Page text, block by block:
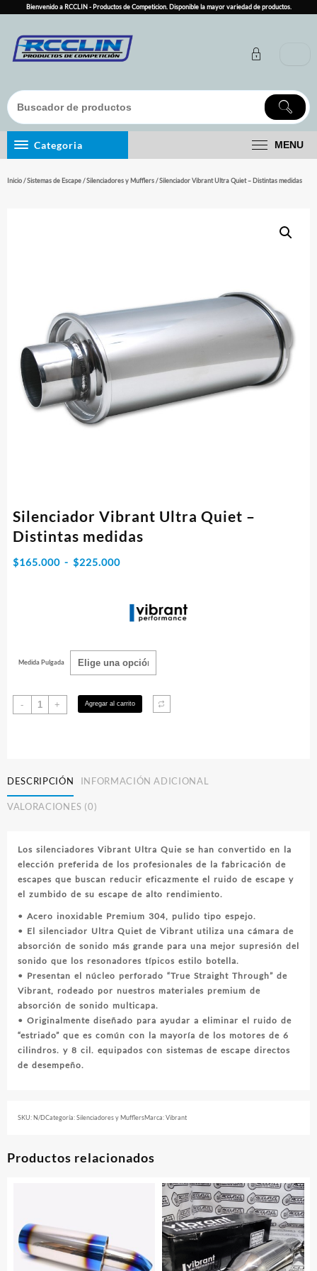
content
Bienvenido a RCCLIN - Productos de Competicion. Disponible la mayor variedad de productos.
Categoria MENU
Inicio/Sistemas de Escape/Silenciadores y Mufflers/ Silenciador Vibrant Ultra Quiet – Distintas medidas
Silenciador Vibrant Ultra Quiet –
Distintas medidas
$165.000 - $225.000Rango
desde
hasta
$225.000
Medida Pulgada
-
Silenciador
Distintas
cantidad
+ Agregar al carrito
DESCRIPCIÓN INFORMACIÓN ADICIONAL
VALORACIONES (0)
Los silenciadores Vibrant Ultra Quie se han convertido en la
elección preferida de los profesionales de la fabricación de
escapes que buscan reducir eficazmente el ruido de escape y
el zumbido de su escape de alto rendimiento.
• Acero inoxidable Premium 304, pulido tipo espejo.
• El silenciador Ultra Quiet de Vibrant utiliza una cámara de
absorción de sonido más grande para una mejor supresión del
sonido que los resonadores típicos estilo botella.
• Presentan el núcleo perforado “True Straight Through” de
Vibrant, rodeado por nuestros materiales premium de
absorción de sonido multicapa.
• Originalmente diseñado para ayudar a eliminar el ruido de
“estriado” que es común con la mayoría de los motores de 6
cilindros. y 8 cil. equipados con sistemas de escape directos
de desempeño.
SKU:N/DCategoría:Silenciadores y MufflersMarca:Vibrant
Productos relacionados